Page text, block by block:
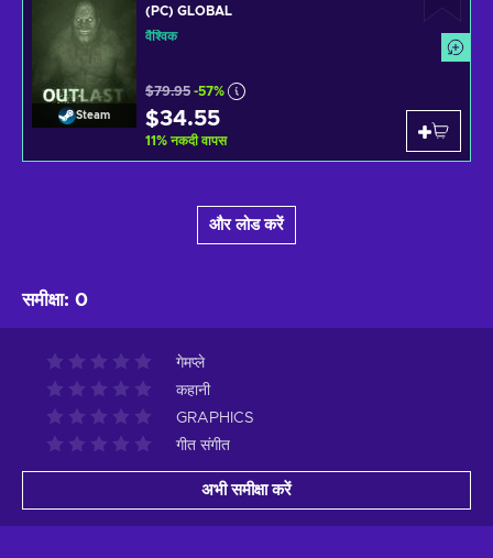
Steam
(PC) GLOBAL
वैश्विक
$79.95 -57%
$34.55
11% नकदी वापस
और लोड करें
समीक्षा: 0
गेमप्ले
कहानी
GRAPHICS
गीत संगीत
अभी समीक्षा करें